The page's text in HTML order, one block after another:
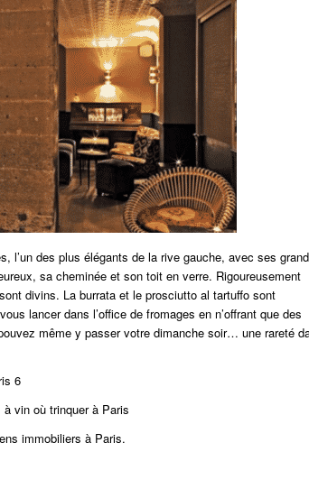
l’un des plus élégants de la rive gauche, avec ses
sa cheminée et son toit en verre. Rigoureusement
divins. La burrata et le prosciutto al tartuffo sont
lancer dans l’office de fromages en n’offrant que des
même y passer votre dimanche soir… une rareté
6
à vin où trinquer à Paris
immobiliers à Paris.